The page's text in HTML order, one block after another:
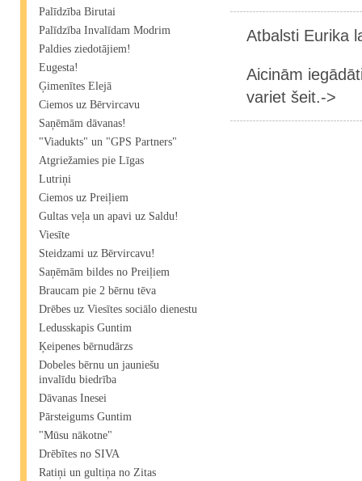
Palīdzība Birutai
Palīdzība Invalīdam Modrim
Paldies ziedotājiem!
Eugesta!
Ģimenītes Elejā
Ciemos uz Bērvircavu
Saņēmām dāvanas!
"Viadukts" un "GPS Partners"
Atgriežamies pie Līgas
Lutriņi
Ciemos uz Preiļiem
Gultas veļa un apavi uz Saldu!
Viesīte
Steidzami uz Bērvircavu!
Saņēmām bildes no Preiļiem
Braucam pie 2 bērnu tēva
Drēbes uz Viesītes sociālo dienestu
Ledusskapis Guntim
Ķeipenes bērnudārzs
Dobeles bērnu un jauniešu
invalīdu biedrība
Dāvanas Inesei
Pārsteigums Guntim
"Mūsu nākotne"
Drēbītes no SIVA
Ratiņi un gultiņa no Zitas
Atbalsti Eurika
Aicinām
variet šeit.->